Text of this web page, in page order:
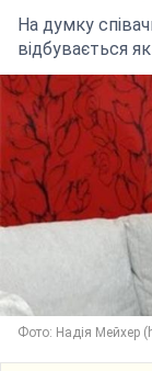
На думку
відбувається
Фото: Надія Мейхер